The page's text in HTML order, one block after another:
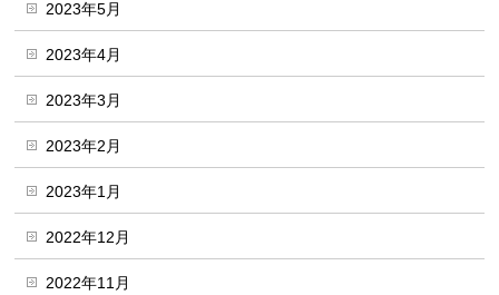
2023年5月
2023年4月
2023年3月
2023年2月
2023年1月
2022年12月
2022年11月